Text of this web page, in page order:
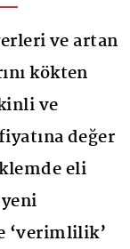
ve artan
kökten
ve
değer
eli
‘verimlilik’